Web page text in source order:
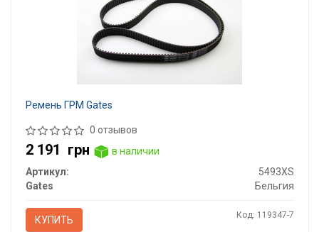
Ремень ГРМ Gates
0 отзывов
2 191 грн
в наличии
Артикул:
5493XS
Gates
Бельгия
КУПИТЬ Код: 119347-7